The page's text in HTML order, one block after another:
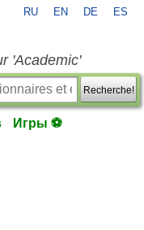
RU EN DE ES
'Academic'
Recherche!
Игры ⚽